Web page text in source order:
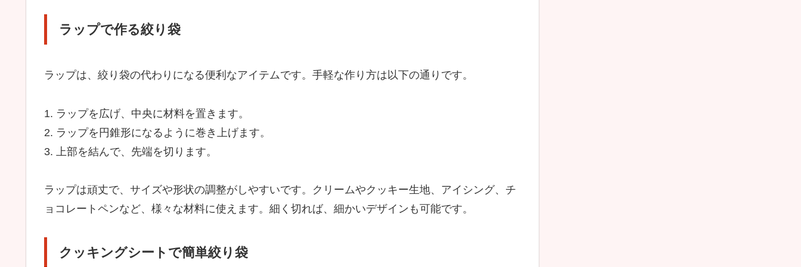
ラップで作る絞り袋
ラップは、絞り袋の代わりになる便利なアイテムです。手軽な作り方は以下の通りです。
1. ラップを広げ、中央に材料を置きます。
2. ラップを円錐形になるように巻き上げます。
3. 上部を結んで、先端を切ります。
ラップは頑丈で、サイズや形状の調整がしやすいです。クリームやクッキー生地、アイシング、チ
ョコレートペンなど、様々な材料に使えます。細く切れば、細かいデザインも可能です。
クッキングシートで簡単絞り袋